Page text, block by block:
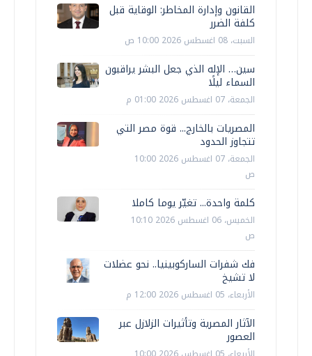
القانون وإدارة المخاطر: الوقاية قبل
كلفة الضرر
السبت، 08 اغسطس 2026 10:00 ص
سين… الإله الذي جعل البشر يراقبون
السماء ليلًا
الجمعة، 07 اغسطس 2026 01:00 م
المصريات بالخارج... قوة مصر التي
تتجاوز الحدود
الجمعة، 07 اغسطس 2026 10:00
ص
كلمة واحدة... تغيّر يوما كاملا
الخميس، 06 اغسطس 2026 10:10
ص
فك شفرات الساركوبينيا.. نحو عضلات
لا تشيخ
الأربعاء، 05 اغسطس 2026 12:00 م
الآثار المصرية وتأثيرات الزلازل عبر
العصور